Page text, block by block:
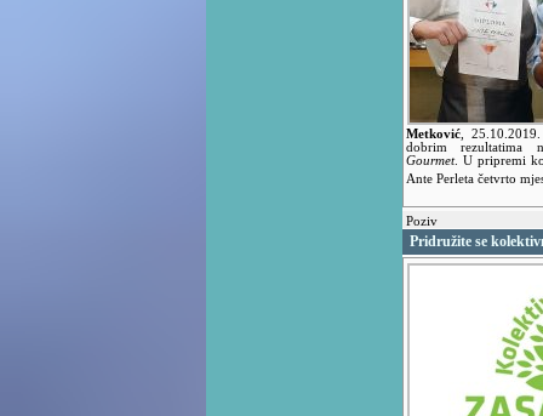
Metković
dobrim rezultatima
Gourmet. U pripremi
Ante Perleta četvrto
Poziv
Pridružite se